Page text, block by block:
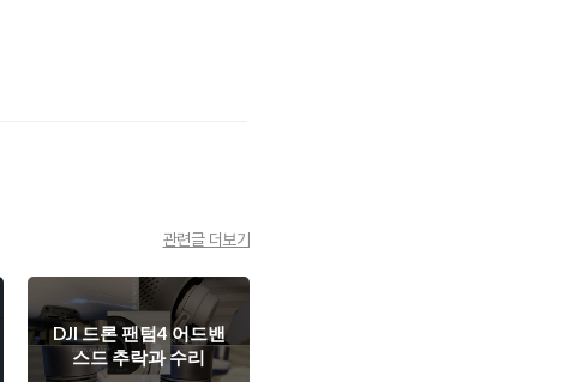
관련글 더보기
DJI 드론 팬텀4 어드밴
스드 추락과 수리